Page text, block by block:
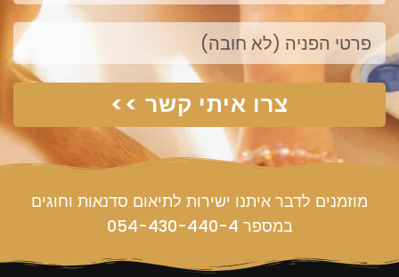
פנייה
צרו איתי קשר >>
מוזמנים לדבר איתנו ישירות לתיאום סדנאות וחוגים
במספר 054-430-440-4